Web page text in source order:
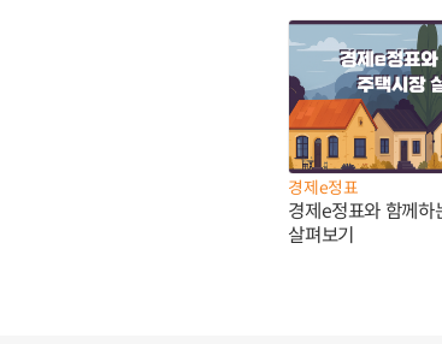
경제e정표
경제e정표와 함께하
살펴보기